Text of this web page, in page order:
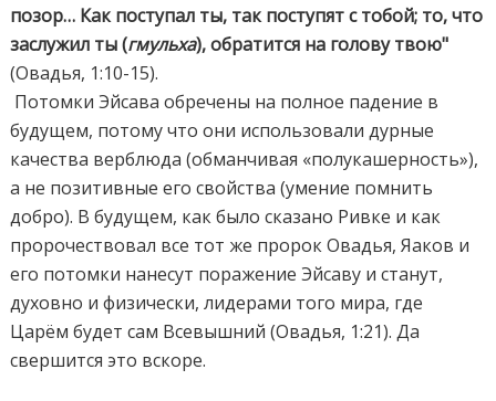
позор… Как поступал ты, так поступят с тобой; то, что
заслужил ты (гмульха), обратится на голову твою"
(Овадья, 1:10-15).
Потомки Эйсава обречены на полное падение в
будущем, потому что они использовали дурные
качества верблюда (обманчивая «полукашерность»),
а не позитивные его свойства (умение помнить
добро). В будущем, как было сказано Ривке и как
пророчествовал все тот же пророк Овадья, Яаков и
его потомки нанесут поражение Эйсаву и станут,
духовно и физически, лидерами того мира, где
Царём будет сам Всевышний (Овадья, 1:21). Да
свершится это вскоре.